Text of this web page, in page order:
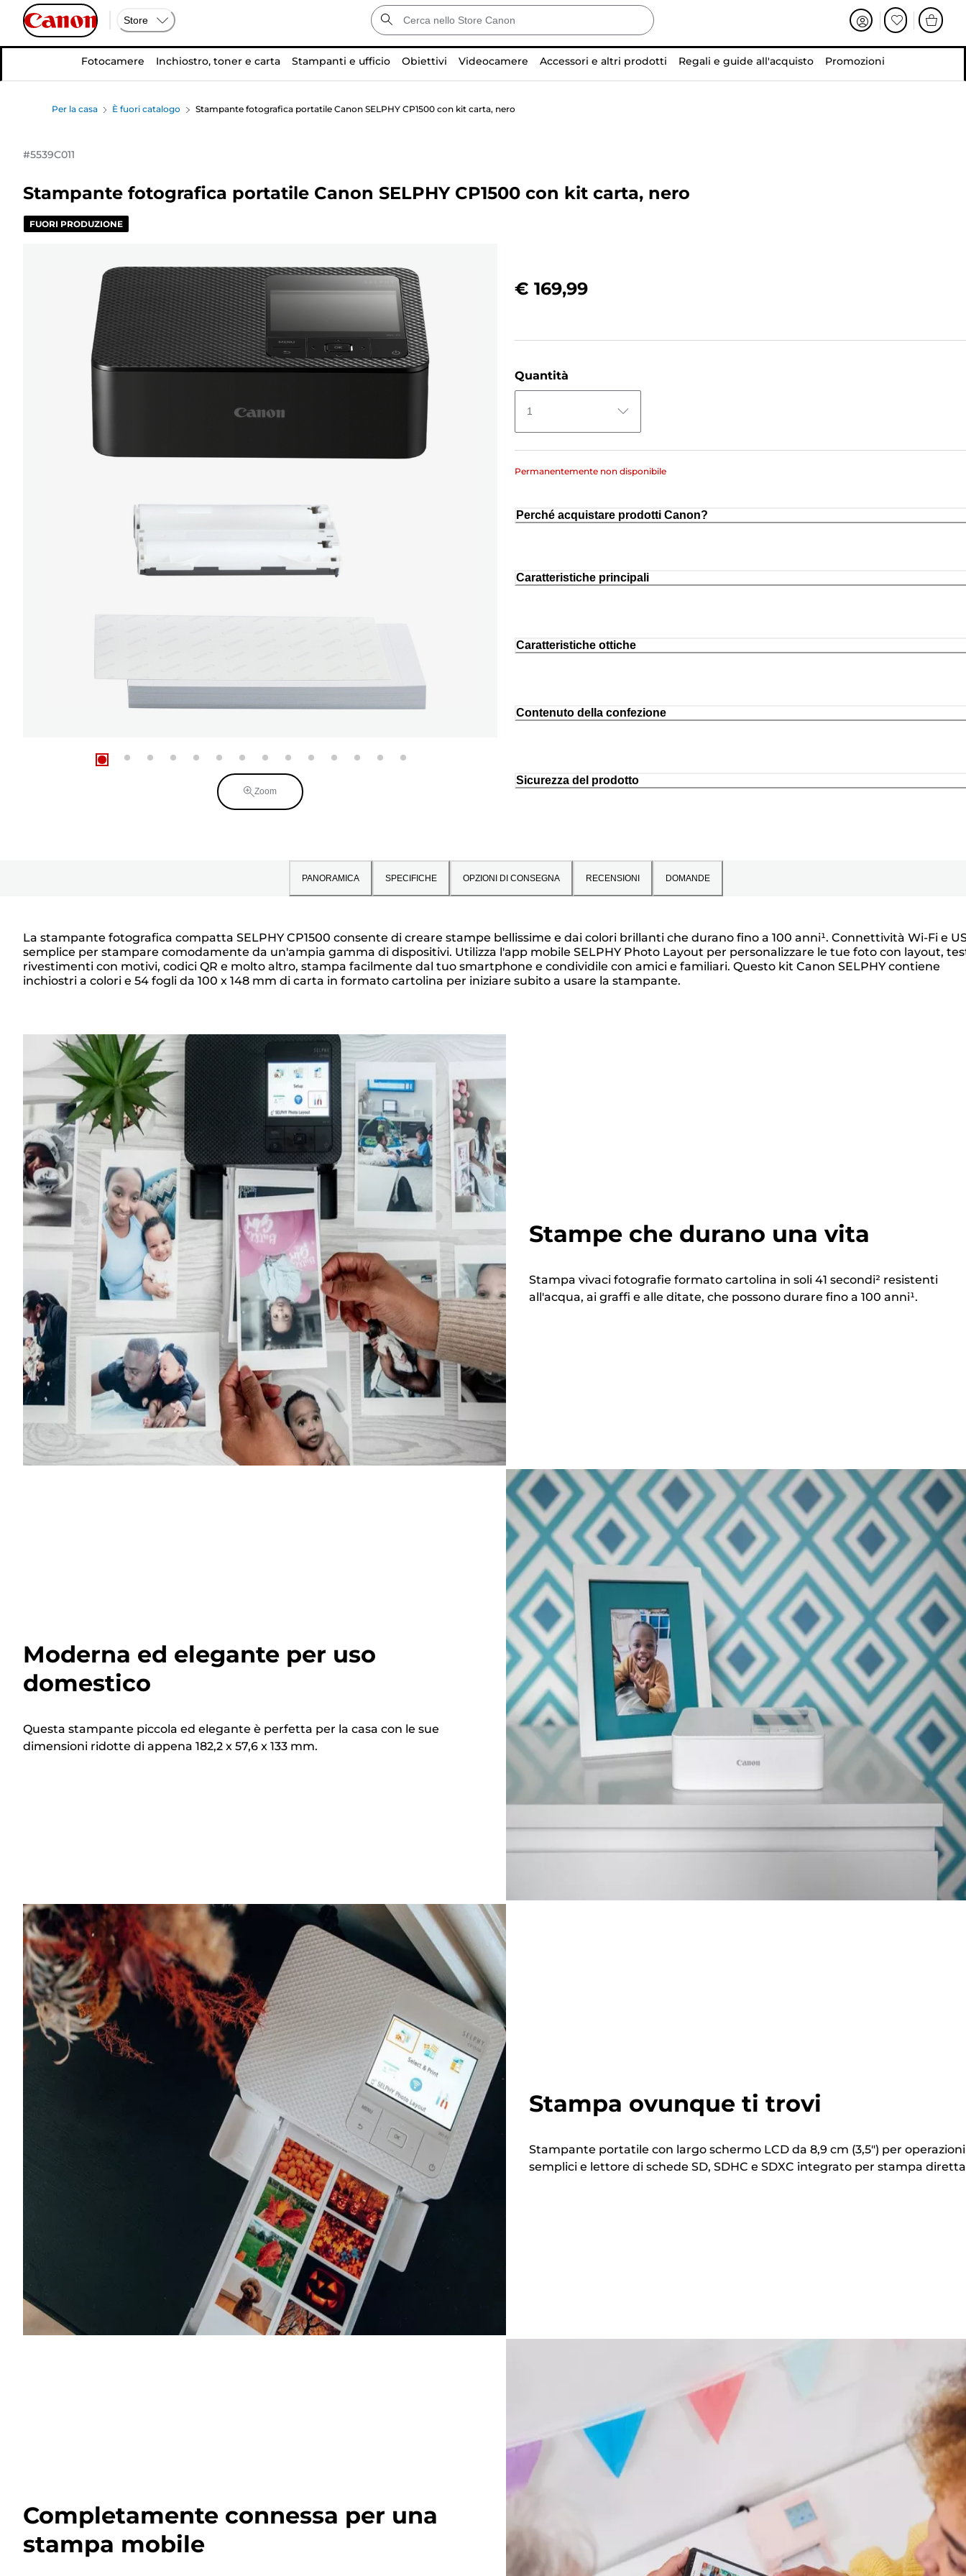
Store
Fotocamere Inchiostro, toner e carta Stampanti e ufficio Obiettivi Videocamere Accessori e altri prodotti Regali e guide all'acquisto Promozioni
Per la casa È fuori catalogo Stampante fotografica portatile Canon SELPHY CP1500 con kit carta, nero
#5539C011
Stampante fotografica portatile Canon SELPHY CP1500 con kit carta, nero
FUORI PRODUZIONE
Zoom
€ 169,99
Quantità
1
Permanentemente non disponibile
Perché acquistare prodotti Canon?
Caratteristiche principali
Caratteristiche ottiche
Contenuto della confezione
Sicurezza del prodotto
PANORAMICA SPECIFICHE OPZIONI DI CONSEGNA RECENSIONI DOMANDE
Panoramica
La stampante fotografica compatta SELPHY CP1500 consente di creare stampe bellissime e dai colori brillanti che durano fino a 100 anni¹. Connettività Wi-Fi e
semplice per stampare comodamente da un'ampia gamma di dispositivi. Utilizza l'app mobile SELPHY Photo Layout per personalizzare le tue foto con layout,
rivestimenti con motivi, codici QR e molto altro, stampa facilmente dal tuo smartphone e condividile con amici e familiari. Questo kit Canon SELPHY contiene
inchiostri a colori e 54 fogli da 100 x 148 mm di carta in formato cartolina per iniziare subito a usare la stampante.
Stampe che durano una vita
Stampa vivaci fotografie formato cartolina in soli 41 secondi² resistenti
all'acqua, ai graffi e alle ditate, che possono durare fino a 100 anni¹.
Moderna ed elegante per uso
domestico
Questa stampante piccola ed elegante è perfetta per la casa con le sue
dimensioni ridotte di appena 182,2 x 57,6 x 133 mm.
Stampa ovunque ti trovi
Stampante portatile con largo schermo LCD da 8,9 cm (3,5") per operazioni
semplici e lettore di schede SD, SDHC e SDXC integrato per stampa
Completamente connessa per una
stampa mobile